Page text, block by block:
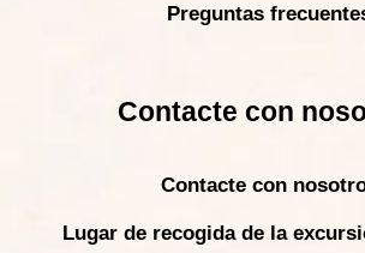
Preguntas
Contacte con
Contacte con
Lugar de recogida de la